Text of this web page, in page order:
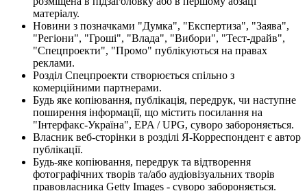
матеріалу.
Новини з позначками "Думка", "Експертиза", "Заява",
"Регіони", "Гроші", "Влада", "Вибори", "Тест-драйв",
"Спецпроекти", "Промо" публікуються на правах
реклами.
Розділ Спецпроекти створюється спільно з
комерційними партнерами.
Будь яке копіювання, публікація, передрук, чи наступне
поширення інформації, що містить посилання на
"Інтерфакс-Україна", EPA / UPG, суворо забороняється.
Власник веб-сторінки в розділі Я-Корреспондент є автор
публікації.
Будь-яке копіювання, передрук та відтворення
фотографічних творів та/або аудіовізуальних творів
правовласника Getty Images - суворо забороняється.